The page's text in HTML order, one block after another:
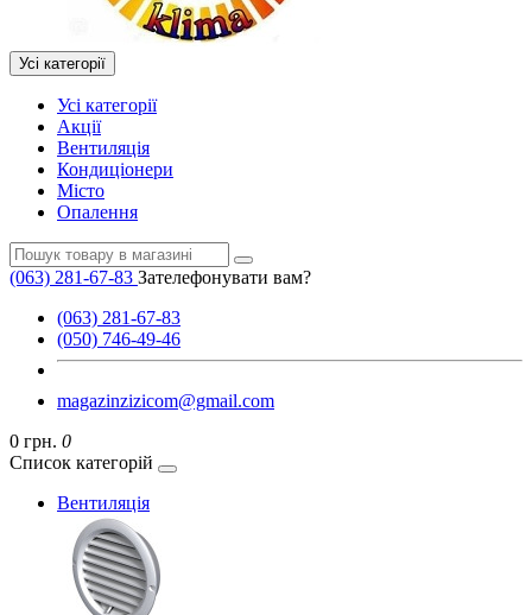
Усі категорії
Усі категорії
Акції
Вентиляція
Кондиціонери
Місто
Опалення
(063) 281-67-83 Зателефонувати вам?
(063) 281-67-83
(050) 746-49-46
magazinzizicom@gmail.com
0 грн. 0
Список категорій
Вентиляція